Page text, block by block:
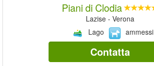
Piani di Clodia
Lazise - Verona
Lago
ammessi
Contatta